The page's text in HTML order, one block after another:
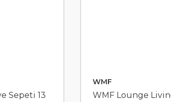
Sepeti 13
WMF
WMF Lounge